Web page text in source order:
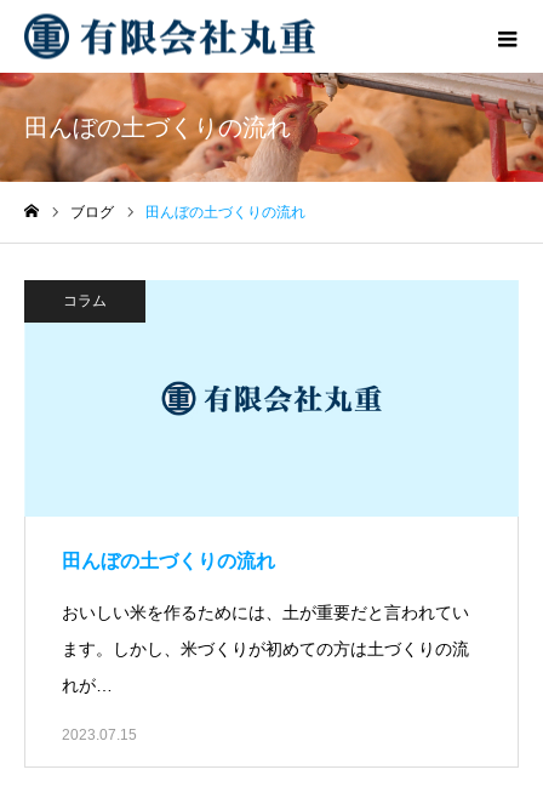
田んぼの土づくりの流れ
ブログ 田んぼの土づくりの流れ
コラム
田んぼの土づくりの流れ
おいしい米を作るためには、土が重要だと言われてい
ます。しかし、米づくりが初めての方は土づくりの流
れが…
2023.07.15